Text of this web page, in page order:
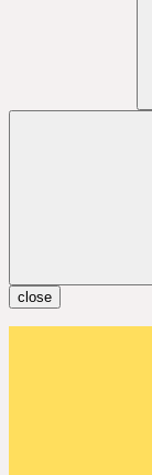
close